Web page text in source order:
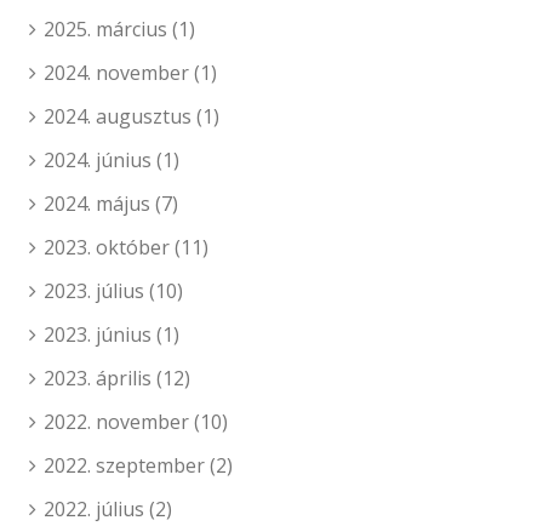
2025. március (1)
2024. november(1)
2024. augusztus (1)
2024. június (1)
2024. május (7)
2023. október(11)
2023. július (10)
2023. június (1)
2023. április (12)
2022. november(10)
2022. szeptember(2)
2022. július (2)